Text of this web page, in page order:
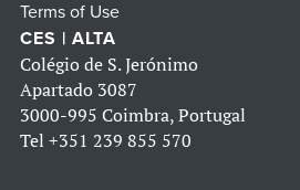
Terms of Use
CES | ALTA
Colégio de S. Jerónimo
Apartado 3087
3000-995 Coimbra, Portugal
Tel +351 239 855 570